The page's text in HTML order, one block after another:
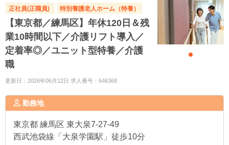
正社員(正職員) 特別養護老人ホーム（特養）
【東京都／練馬区】年休120日＆残
業10時間以下／介護リフト導入／
定着率◎／ユニット型特養／介護
職
更新日：2026年06月12日 求人番号：646368
勤務地
東京都 練馬区 東大泉7-27-49
西武池袋線「大泉学園駅」徒歩10分